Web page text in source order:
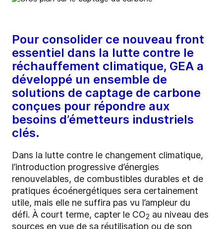
Pour consolider ce nouveau front
essentiel dans la lutte contre le
réchauffement climatique, GEA a
développé un ensemble de
solutions de captage de carbone
conçues pour répondre aux
besoins d’émetteurs industriels
clés.
Dans la lutte contre le changement climatique,
l’introduction progressive d’énergies
renouvelables, de combustibles durables et de
pratiques écoénergétiques sera certainement
utile, mais elle ne suffira pas vu l’ampleur du
défi. À court terme, capter le CO2 au niveau des
sources en vue de sa réutilisation ou de son